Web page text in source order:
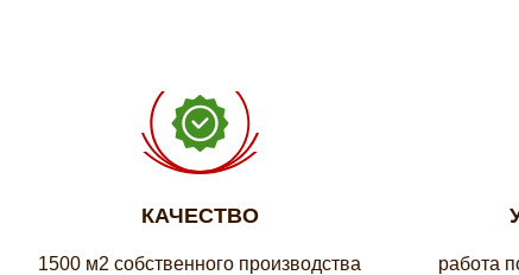
КАЧЕСТВО
1500 м2 собственного производства
работа